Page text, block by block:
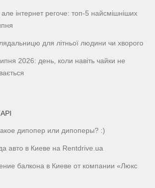
інтернет регоче: топ-5 найсмішніших
для літньої людини чи хворого
2026: день, коли навіть чайки не
дипопер или дипоперы? :)
авто в Киеве на Rentdrive.ua
балкона в Киеве от компании «Люкс